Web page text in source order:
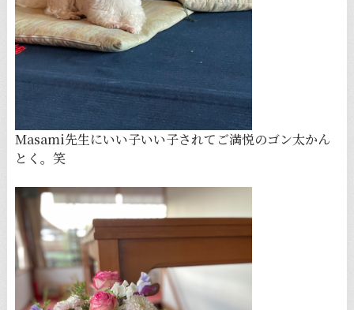
Masami先生にいい子いい子されてご満悦のゴン太かん
とく。笑